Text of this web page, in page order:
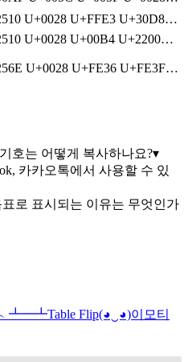
U+0028 U+FFE3 U+30D8…
U+0028 U+00B4 U+2200…
U+0028 U+FE36 U+FE3F…
호는 어떻게 복사하나요?▾
카카오톡에서 사용할 수 있
로 표시되는 이유는 무엇인가
┻━┻Table Flip(◕‿◕)이모티